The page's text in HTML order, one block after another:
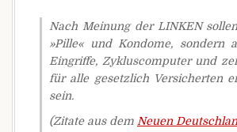
Nach Meinung der LINKEN
»Pille« und Kondome, sondern
Eingriffe, Zykluscomputer und
für alle gesetzlich Versicherten
sein.
(Zitate aus dem Neuen